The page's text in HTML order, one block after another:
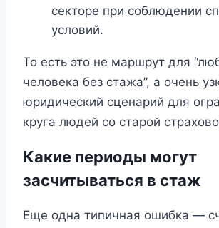
секторе при соблюдении
условий.
То есть это не маршрут для
человека без стажа”, а очень
юридический сценарий для
круга людей со старой
Какие периоды могут
засчитываться в стаж
Еще одна типичная ошибка —